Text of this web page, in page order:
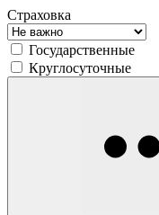
Страховка
Государственные
Круглосуточные